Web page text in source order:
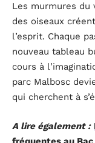
Les murmures
des oiseaux
l’esprit. Chaque
nouveau tableau
cours à
parc Malbosc
qui cherchent à
A lire également :